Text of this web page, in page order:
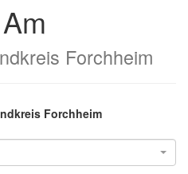
Forchheim
Forchheim